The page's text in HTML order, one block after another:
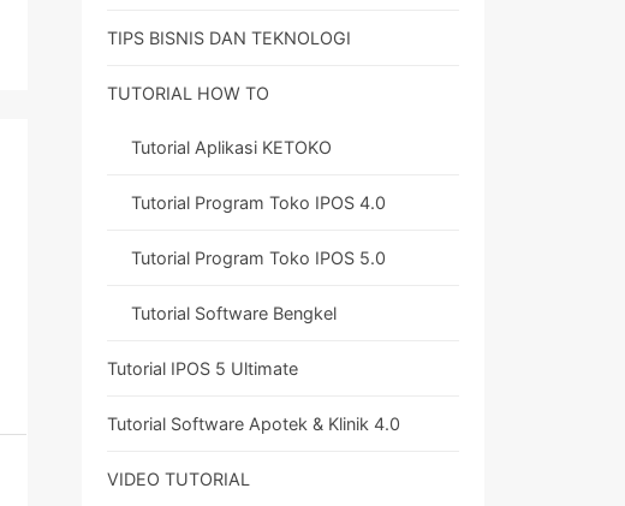
TIPS BISNIS DAN TEKNOLOGI
TUTORIAL HOW TO
Tutorial Aplikasi KETOKO
Tutorial Program Toko IPOS 4.0
Tutorial Program Toko IPOS 5.0
Tutorial Software Bengkel
Tutorial IPOS 5 Ultimate
Tutorial Software Apotek & Klinik 4.0
VIDEO TUTORIAL